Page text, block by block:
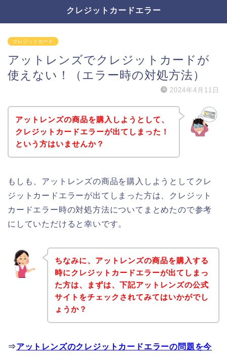
クレジットカードエラー
クレジットカード
アットレンズでクレジットカードが
使えない！（エラー時の対処方法）
2024年4月11日
アットレンズの商品を購入しようとして、
クレジットカードエラーが出てしまった！
という方はいませんか？
もしも、アットレンズの商品を購入しようとしてクレ
ジットカードエラーが出てしまった方は、クレジット
カードエラー時の対処方法についてまとめたので参考
にしていただけると幸いです。
ちなみに、アットレンズの商品を購入する
時にクレジットカードエラーが出てしまっ
た方は、まずは、下記アットレンズの公式
サイトをチェックされてみてはいかがでし
ょうか？
⇒アットレンズのクレジットカードエラーの問題を今